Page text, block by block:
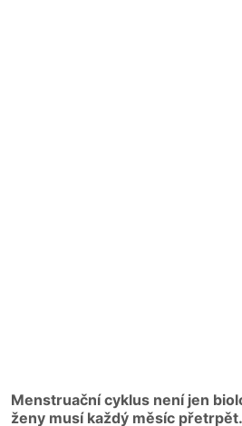
Menstruační cyklus není jen
ženy musí každý měsíc